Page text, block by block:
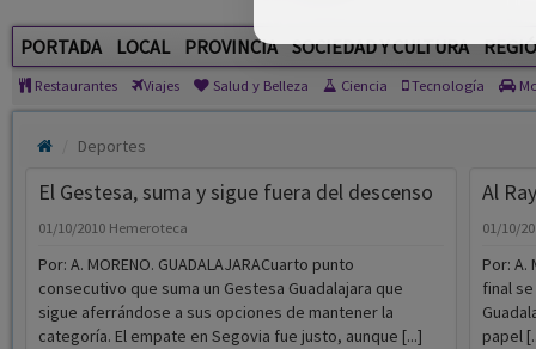
PORTADA LOCAL PROVINCIA SOCIEDAD Y CULTURA
Restaurantes Viajes Salud y Belleza Ciencia Tecnología
Deportes
El Gestesa, suma y sigue fuera del descenso
01/10/2010 Hemeroteca
Por: A. MORENO. GUADALAJARACuarto punto
consecutivo que suma un Gestesa Guadalajara que
sigue aferrándose a sus opciones de mantener la
categoría. El empate en Segovia fue justo, aunque [...]
Al
01/10/
Por: A.
final
papel